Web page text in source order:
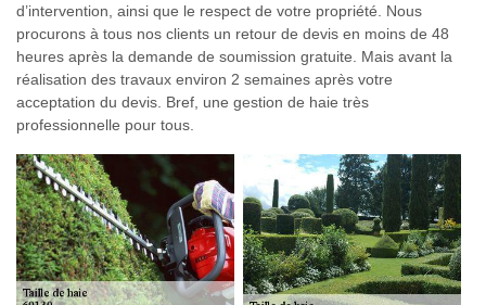
d’intervention, ainsi que le respect de votre propriété. Nous
procurons à tous nos clients un retour de devis en moins de 48
heures après la demande de soumission gratuite. Mais avant la
réalisation des travaux environ 2 semaines après votre
acceptation du devis. Bref, une gestion de haie très
professionnelle pour tous.